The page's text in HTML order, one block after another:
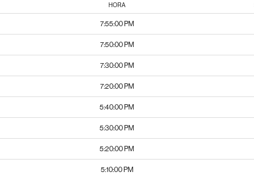
HORA
7:55:00 PM
7:50:00 PM
7:30:00 PM
7:20:00 PM
5:40:00 PM
5:30:00 PM
5:20:00 PM
5:10:00 PM